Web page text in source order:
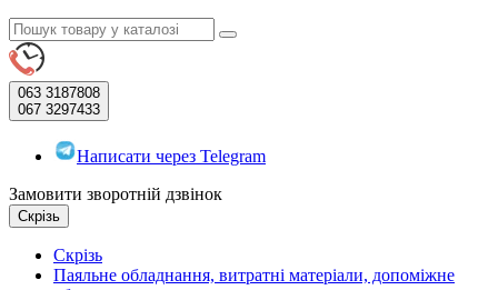
063 3187808
067 3297433
Написати через Telegram
Замовити зворотній дзвінок
Скрізь
Скрізь
Паяльне обладнання, витратні матеріали, допоміжне